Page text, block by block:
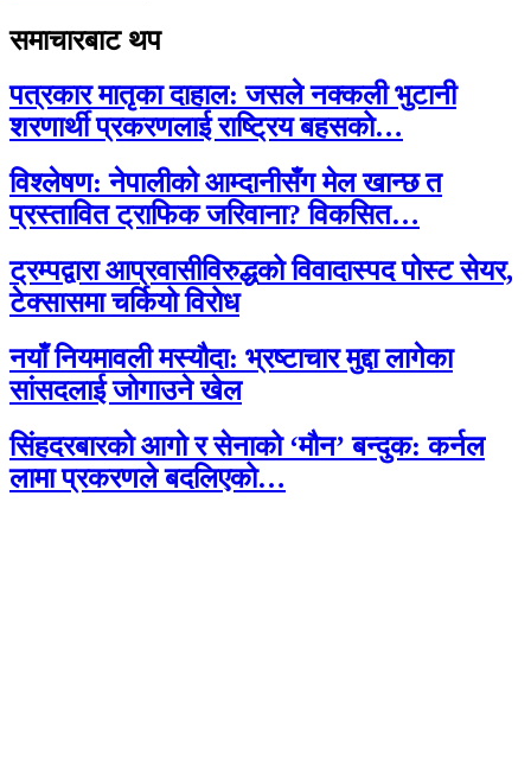
समाचारबाट थप
पत्रकार मातृका दाहाल: जसले नक्कली भुटानी
शरणार्थी प्रकरणलाई राष्ट्रिय बहसको…
विश्लेषण: नेपालीको आम्दानीसँग मेल खान्छ त
प्रस्तावित ट्राफिक जरिवाना? विकसित…
ट्रम्पद्वारा आप्रवासीविरुद्धको विवादास्पद पोस्ट सेयर,
टेक्सासमा चर्कियो विरोध
नयाँ नियमावली मस्यौदा: भ्रष्टाचार मुद्दा लागेका
सांसदलाई जोगाउने खेल
सिंहदरबारको आगो र सेनाको ‘मौन’ बन्दुक: कर्नल
लामा प्रकरणले बदलिएको…